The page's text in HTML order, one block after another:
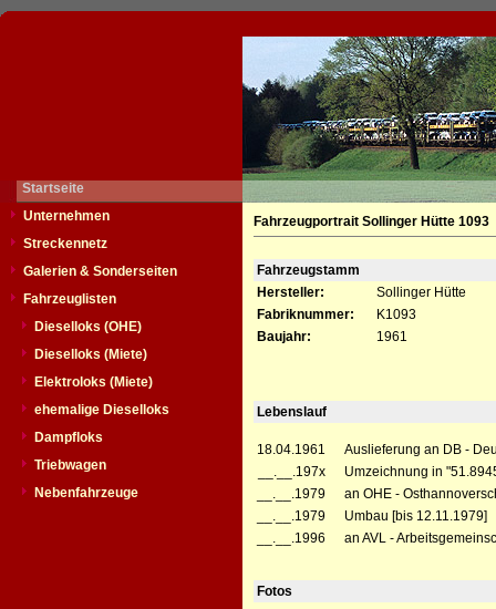
Startseite
Unternehmen
Streckennetz
Galerien & Sonderseiten
Fahrzeuglisten
Dieselloks (OHE)
Dieselloks (Miete)
Elektroloks (Miete)
ehemalige Dieselloks
Dampfloks
Triebwagen
Nebenfahrzeuge
Fahrzeugportrait Sollinger Hütte 1093
Fahrzeugstamm
Hersteller:
Sollinger Hütte
Fabriknummer:
K1093
Baujahr:
1961
Lebenslauf
18.04.1961
Auslieferung an DB -
__.__.197x
Umzeichnung in
__.__.1979
an OHE -
__.__.1979
Umbau [bis 12.11.1979]
__.__.1996
an AVL -
Fotos